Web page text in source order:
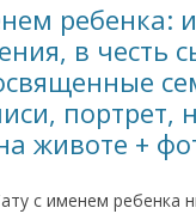
ребенка:
в честь
портрет,
животе +
с именем ребенка